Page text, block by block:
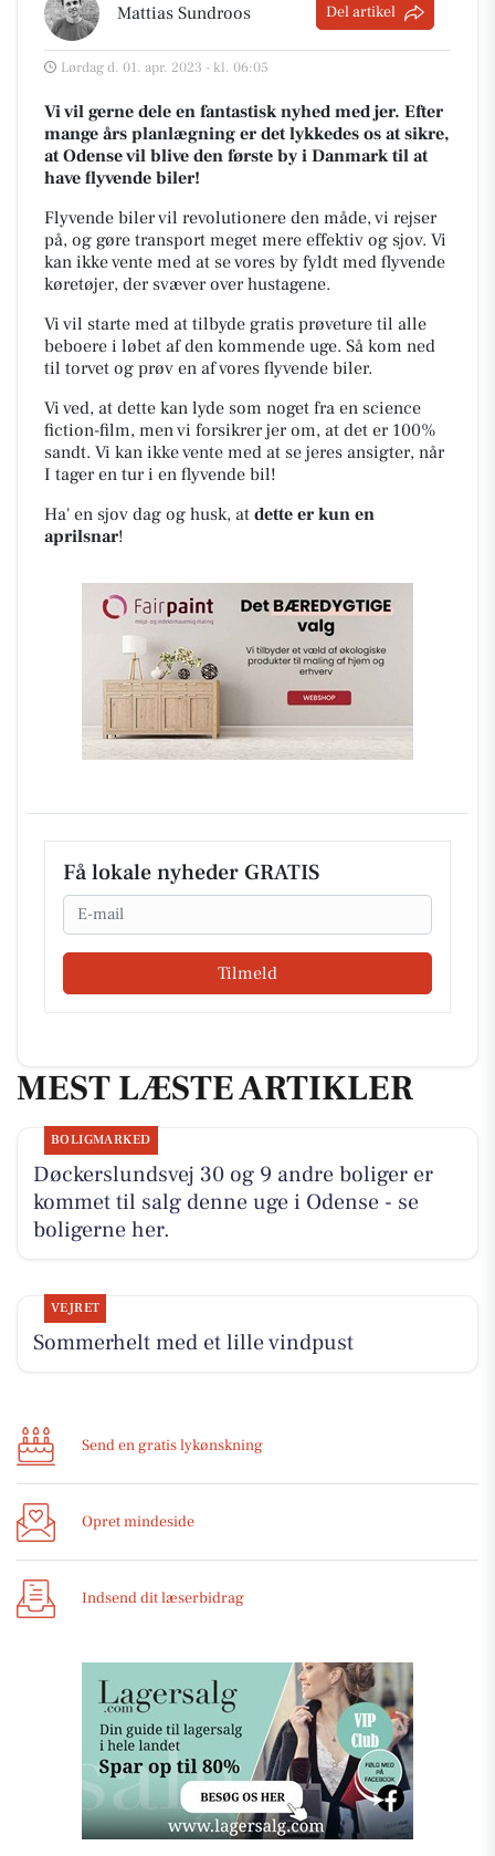
Mattias Sundroos Del artikel
Lørdag d. 01. apr. 2023 - kl. 06:05
Vi vil gerne dele en fantastisk nyhed med jer. Efter
mange års planlægning er det lykkedes os at sikre,
at Odense vil blive den første by i Danmark til at
have flyvende biler!
Flyvende biler vil revolutionere den måde, vi rejser
på, og gøre transport meget mere effektiv og sjov. Vi
kan ikke vente med at se vores by fyldt med flyvende
køretøjer, der svæver over hustagene.
Vi vil starte med at tilbyde gratis prøveture til alle
beboere i løbet af den kommende uge. Så kom ned
til torvet og prøv en af vores flyvende biler.
Vi ved, at dette kan lyde som noget fra en science
fiction-film, men vi forsikrer jer om, at det er 100%
sandt. Vi kan ikke vente med at se jeres ansigter, når
I tager en tur i en flyvende bil!
Ha' en sjov dag og husk, at dette er kun en
aprilsnar!
Få lokale nyheder GRATIS
Email
Tilmeld
MEST LÆSTE ARTIKLER
BOLIGMARKED
Døckerslundsvej 30 og 9 andre boliger er
kommet til salg denne uge i Odense - se
boligerne her.
VEJRET
Sommerhelt med et lille vindpust
Send en gratis lykønskning
Opret mindeside
Indsend dit læserbidrag